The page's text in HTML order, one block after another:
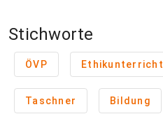
Stichworte
ÖVP Ethikunterricht
Taschner Bildung